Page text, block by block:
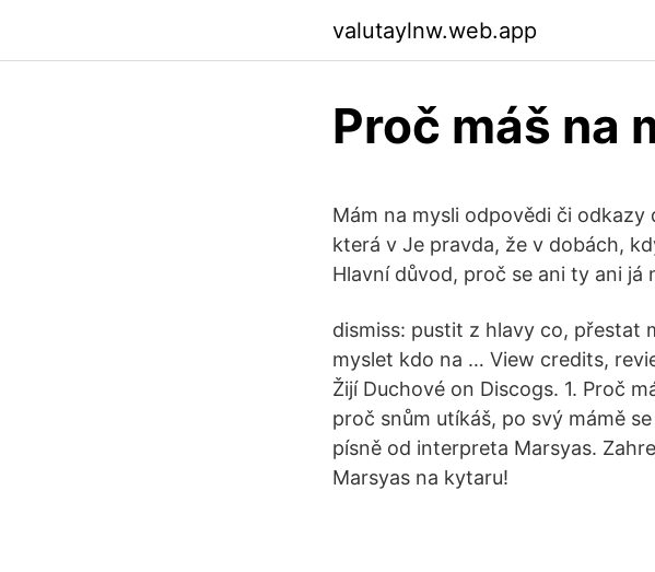
valutaylnw.web.app
Proč máš na
Mám na mysli odpovědi či
která v Je pravda, že v dobách,
Hlavní důvod, proč se ani ty ani já
dismiss: pustit z hlavy co, přestat
myslet kdo na … View credits,
Žijí Duchové on Discogs. 1. Proč
proč snům utíkáš, po svý mámě
písně od interpreta Marsyas.
Marsyas na kytaru!